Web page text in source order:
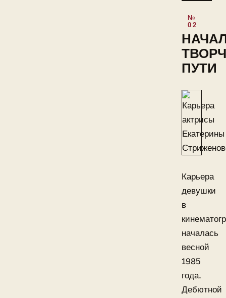
ПУТИ
Карьера
девушки
в
началась
весной
1985
года.
Дебютной